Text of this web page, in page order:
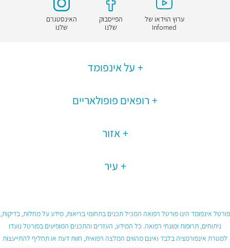
ערוץ הוידאו של
Infomed
הפייסבוק
שלנו
האינסטגרם
שלנו
על אינפומד
רופאים פופולאריים
אזור
עיר
פורטל אינפומד הינו פורטל רפואה המכיל תכנים בתחומי בריאות, מידע על מחלות, בדיקות,
ניתוחים, תרופות ומונחי רפואה. כל המידע, העזרים והתכנים המופיעים בפורטל נועדו
למטרת אינפורמציה בלבד ואינם מהווים המלצה רפואית, חוות דעת או תחליף להתייעצות